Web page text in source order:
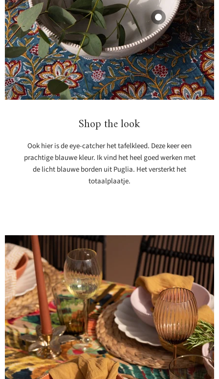
Saladekom
Pizzolato Bianco
28cm
Enza Fasano
76,95
Bekijk product
Shop the look
Ook hier is de eye-catcher het tafelkleed. Deze keer een
prachtige blauwe kleur. Ik vind het heel goed werken met
de licht blauwe borden uit Puglia. Het versterkt het
totaalplaatje.